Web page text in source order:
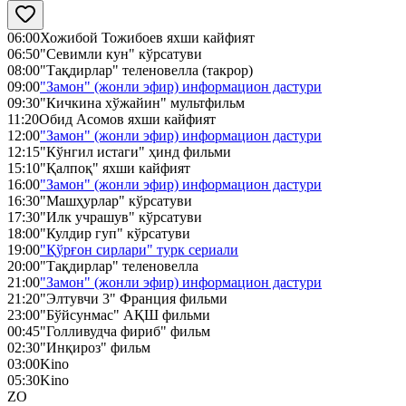
06:00Хожибой Тожибоев яхши кайфият
06:50"Севимли кун" кўрсатуви
08:00"Тақдирлар" теленовелла (такрор)
09:00"Замон" (жонли эфир) информацион дастури
09:30"Кичкина хўжайин" мультфильм
11:20Обид Асомов яхши кайфият
12:00"Замон" (жонли эфир) информацион дастури
12:15"Кўнгил истаги" ҳинд фильми
15:10"Қалпоқ" яхши кайфият
16:00"Замон" (жонли эфир) информацион дастури
16:30"Машҳурлар" кўрсатуви
17:30"Илк учрашув" кўрсатуви
18:00"Кулдир гуп" кўрсатуви
19:00"Қўрғон сирлари" турк сериали
20:00"Тақдирлар" теленовелла
21:00"Замон" (жонли эфир) информацион дастури
21:20"Элтувчи 3" Франция фильми
23:00"Бўйсунмас" АҚШ фильми
00:45"Голливудча фириб" фильм
02:30"Инқироз" фильм
03:00Kino
05:30Kino
ZO